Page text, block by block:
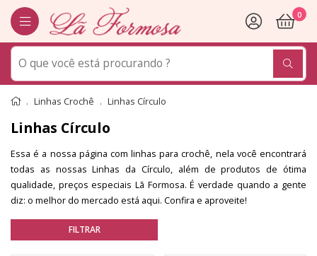
0
Linhas Crochê Linhas Círculo
Linhas Círculo
Essa é a nossa página com linhas para crochê, nela você encontrará
todas as nossas Linhas da Círculo, além de produtos de ótima
qualidade, preços especiais Lã Formosa. É verdade quando a gente
diz: o melhor do mercado está aqui. Confira e aproveite!